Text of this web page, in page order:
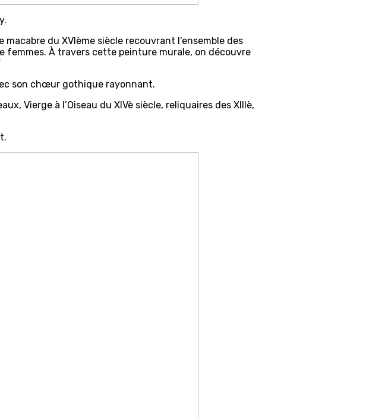
du XVIème siècle recouvrant l’ensemble des
femmes. À travers cette peinture murale, on découvre
son chœur gothique rayonnant.
Vierge à l’Oiseau du XIVè siècle, reliquaires des XIIIè,